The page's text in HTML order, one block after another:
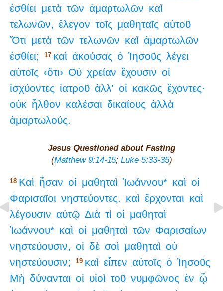
ἐσθίει μετὰ τῶν ἁμαρτωλῶν καὶ
τελωνῶν, ἔλεγον τοῖς μαθηταῖς αὐτοῦ
Ὅτι μετὰ τῶν τελωνῶν καὶ ἁμαρτωλῶν
ἐσθίει;
17 καὶ ἀκούσας ὁ Ἰησοῦς λέγει
αὐτοῖς ‹ὅτι› Οὐ χρείαν ἔχουσιν οἱ
ἰσχύοντες ἰατροῦ ἀλλ’ οἱ κακῶς ἔχοντες·
οὐκ ἦλθον καλέσαι δικαίους ἀλλὰ
ἁμαρτωλούς.
Jesus Questioned about Fasting
(Matthew 9:14-15; Luke 5:33-35)
18 Καὶ ἦσαν οἱ μαθηταὶ Ἰωάννου* καὶ οἱ
Φαρισαῖοι νηστεύοντες. καὶ ἔρχονται καὶ
λέγουσιν αὐτῷ Διὰ τί οἱ μαθηταὶ
Ἰωάννου* καὶ οἱ μαθηταὶ τῶν Φαρισαίων
νηστεύουσιν, οἱ δὲ σοὶ μαθηταὶ οὐ
νηστεύουσιν;
19 καὶ εἶπεν αὐτοῖς ὁ Ἰησοῦς
Μὴ δύνανται οἱ υἱοὶ τοῦ νυμφῶνος ἐν ᾧ